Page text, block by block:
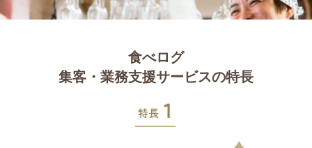
食べログ
集客・業務支援サービスの特長